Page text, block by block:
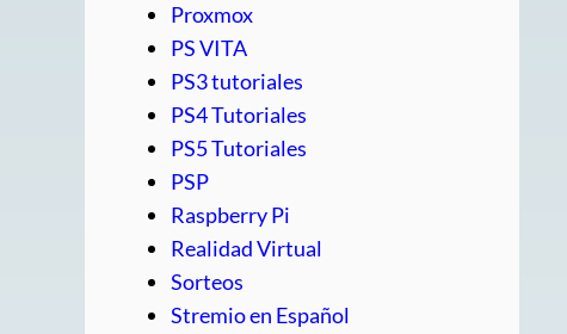
Proxmox
PS VITA
PS3 tutoriales
PS4 Tutoriales
PS5 Tutoriales
PSP
Raspberry Pi
Realidad Virtual
Sorteos
Stremio en Español